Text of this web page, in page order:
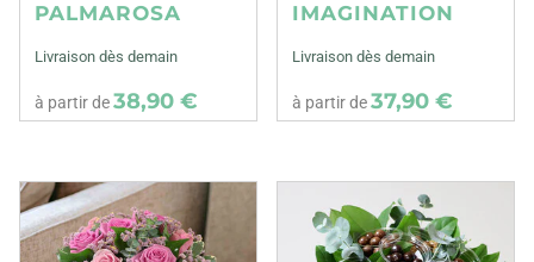
PALMAROSA
Livraison dès demain
à partir de38,90 €
IMAGINATION
Livraison dès demain
à partir de37,90 €